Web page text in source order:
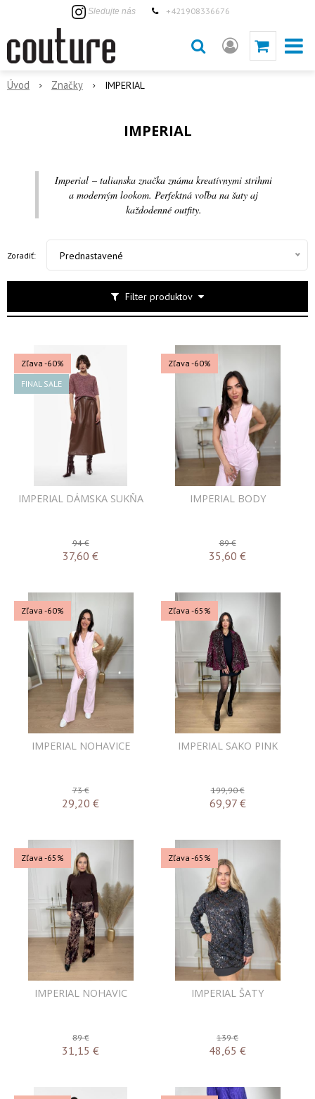
Sledujte nás +421908336676
Úvod Značky IMPERIAL
IMPERIAL
Imperial – talianska značka známa kreatívnymi strihmi
a moderným lookom. Perfektná voľba na šaty aj
každodenné outfity.
Filter produktov
Zoradiť: Prednastavené
Zľava -60%
FINAL SALE
IMPERIAL DÁMSKA SUKŇA
94 €
37,60 €
Zľava -60%
IMPERIAL BODY
89 €
35,60 €
Zľava -60%
IMPERIAL NOHAVICE
73 €
29,20 €
Zľava -65%
IMPERIAL SAKO PINK
199,90 €
69,97 €
Zľava -65%
IMPERIAL NOHAVIC
89 €
31,15 €
Zľava -65%
IMPERIAL ŠATY
139 €
48,65 €